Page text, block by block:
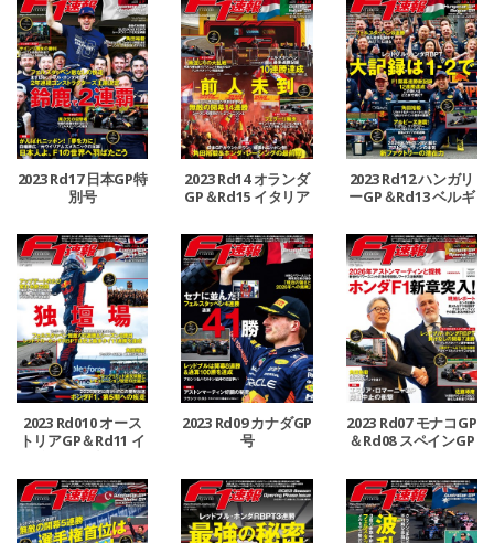
2023 Rd17 日本GP特
別号
2023 Rd14 オランダ
GP＆Rd15 イタリア
2023 Rd12 ハンガリ
ーGP＆Rd13 ベルギ
2023 Rd010 オース
トリアGP＆Rd11 イ
2023 Rd09 カナダGP
号
2023 Rd07 モナコGP
＆Rd08 スペインGP